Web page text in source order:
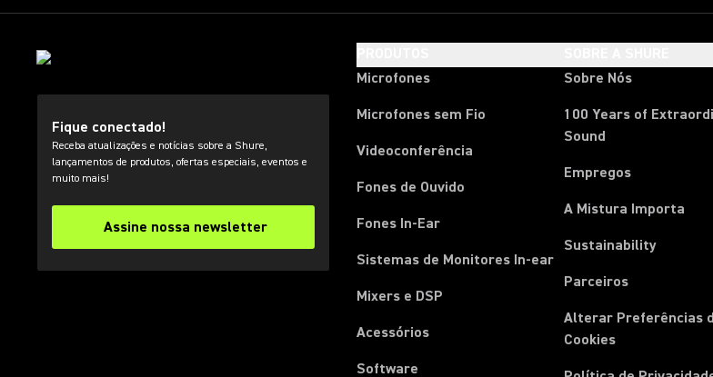
Fique conectado!
Receba atualizações e notícias sobre a Shure,
lançamentos de produtos, ofertas especiais, eventos e
muito mais!
Assine nossa newsletter
Microfones
Microfones sem Fio
Videoconferência
Fones de Ouvido
Fones In-Ear
Sistemas de Monitores In-ear
Mixers e DSP
Acessórios
Software
Sobre Nós
100 Years of
Sound
Empregos
A Mistura Importa
Sustainability
Parceiros
Alterar Preferências
Cookies